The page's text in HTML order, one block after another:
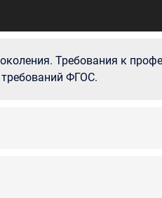
Требования к
требований ФГОС.